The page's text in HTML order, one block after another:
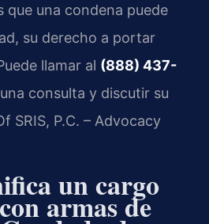
que una condena puede
su derecho a portar
llamar al (888) 437-
consulta y discutir su
SRIS, P.C. – Advocacy
un cargo
armas de